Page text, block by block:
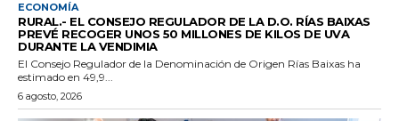
ECONOMÍA
RURAL.- EL CONSEJO REGULADOR DE LA D.O. RÍAS BAIXAS
PREVÉ RECOGER UNOS 50 MILLONES DE KILOS DE UVA
DURANTE LA VENDIMIA
El Consejo Regulador de la Denominación de Origen Rías Baixas ha
estimado en 49,9...
6 agosto, 2026